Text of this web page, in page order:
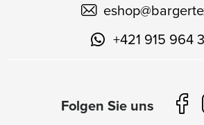
eshop@
+421 915 964